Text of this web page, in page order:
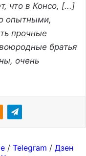
что в Консо, [...]
опытными,
прочные
братья
очень
/ Telegram / Дзен